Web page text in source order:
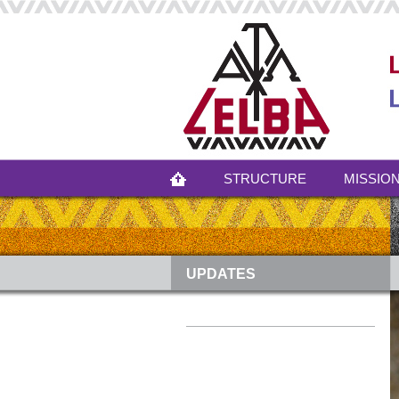
STRUCTURE
UPDATES